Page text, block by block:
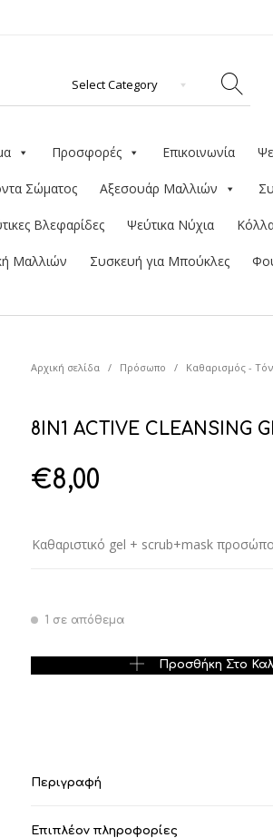
Προσφορές Επικοινωνία
Σώματος Αξεσουάρ Μαλλιών
Βλεφαρίδες Ψεύτικα Νύχια
Μαλλιών Συσκευή για Μπούκλες
Αρχική σελίδα / Πρόσωπο / Καθαρισμός -
8IN1 ACTIVE CLEANSING
€8,00
Καθαριστικό gel + scrub+mask
1 σε απόθεμα
8IN1 ACTIVE CLEANSINGΠροσθήκη Στο
Περιγραφή
Επιπλέον πληροφορίες